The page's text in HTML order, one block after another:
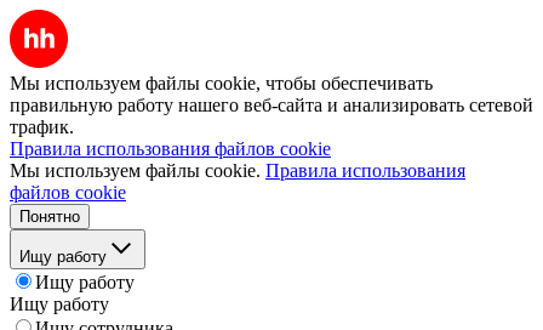
Мы используем файлы cookie, чтобы обеспечивать
правильную работу нашего веб-сайта и анализировать сетевой
трафик.
Правила использования файлов cookie
Мы используем файлы cookie. Правила использования
файлов cookie
Понятно
Ищу работу
Ищу работу
Ищу работу